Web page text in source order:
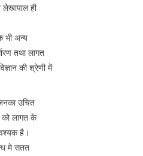
ही
भी अन्य
तथा लागत
की श्रेणी में
उचित
लागत के
है।
मे सतत